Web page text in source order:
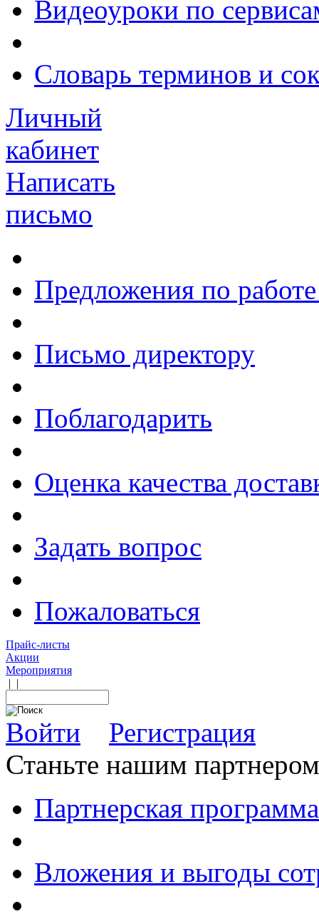
Видеоуроки по
Словарь терминов и
Личный
кабинет
Написать
письмо
Предложения по работе
Письмо директору
Поблагодарить
Оценка качества
Задать вопрос
Пожаловаться
Прайс-листы
Акции
Мероприятия
| |
Войти
Регистрация
Станьте нашим партнером
Партнерская программа
Вложения и выгоды